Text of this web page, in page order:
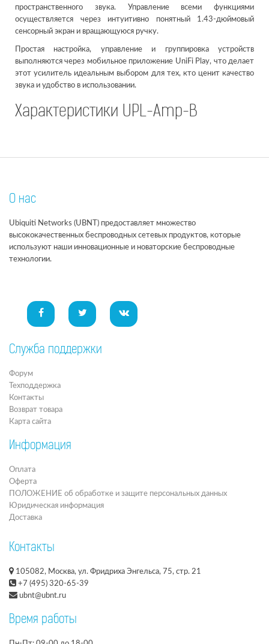
пространственного звука. Управление всеми функциями
осуществляется через интуитивно понятный 1.43-дюймовый
сенсорный экран и вращающуюся ручку.
Простая настройка, управление и группировка устройств
выполняются через мобильное приложение UniFi Play, что делает
этот усилитель идеальным выбором для тех, кто ценит качество
звука и удобство в использовании.
Характеристики UPL-Amp-B
О нас
Ubiquiti Networks (UBNT) предоставляет множество
высококачественных беспроводных сетевых продуктов, которые
используют наши инновационные и новаторские беспроводные
технологии.
Служба поддержки
Форум
Техподдержка
Контакты
Возврат товара
Карта сайта
Информация
Оплата
Оферта
ПОЛОЖЕНИЕ об обработке и защите персональных данных
Юридическая информация
Доставка
Контакты
105082, Москва, ул. Фридриха Энгельса, 75, стр. 21
+7 (495) 320-65-39
ubnt@ubnt.ru
Время работы